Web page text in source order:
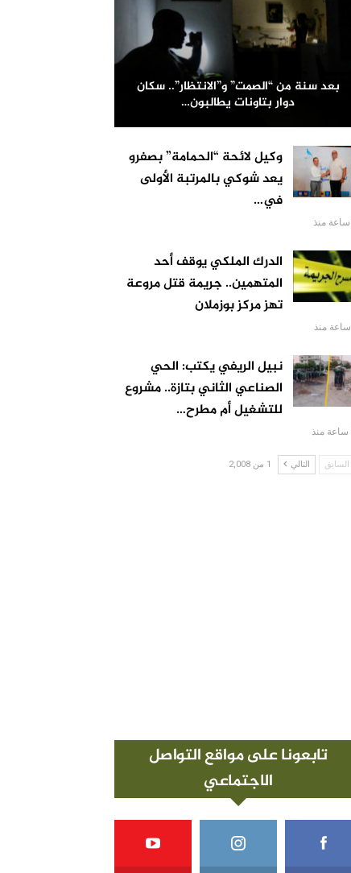
بعد سنة من “الصمت” و”الانتظار”.. سكان
دوار بتاونات يطالبون…
وكيل لائحة “الحمامة” بصفرو
يعد شوكي بالمرتبة الأولى
في…
الدرك الملكي يوقف أحد
المتهمين.. جريمة قتل مروعة
تهز مركز بوزملان
نبيل الريفي يكتب: الحي
الصناعي الثاني بتازة.. مشروع
للتشغيل أم مطرح…
السابق التالي 1 من 2,008
تابعونا على مواقع التواصل
الاجتماعي